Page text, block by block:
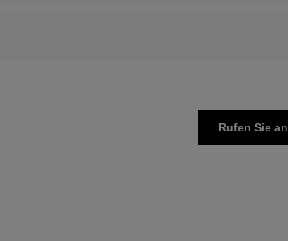
Rufen Sie an